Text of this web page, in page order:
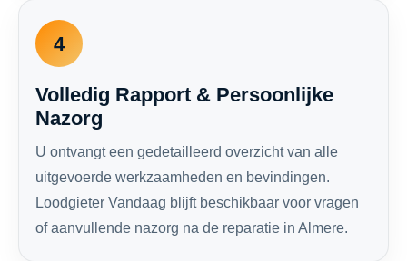
4
Volledig Rapport & Persoonlijke
Nazorg
U ontvangt een gedetailleerd overzicht van alle
uitgevoerde werkzaamheden en bevindingen.
Loodgieter Vandaag blijft beschikbaar voor vragen
of aanvullende nazorg na de reparatie in Almere.